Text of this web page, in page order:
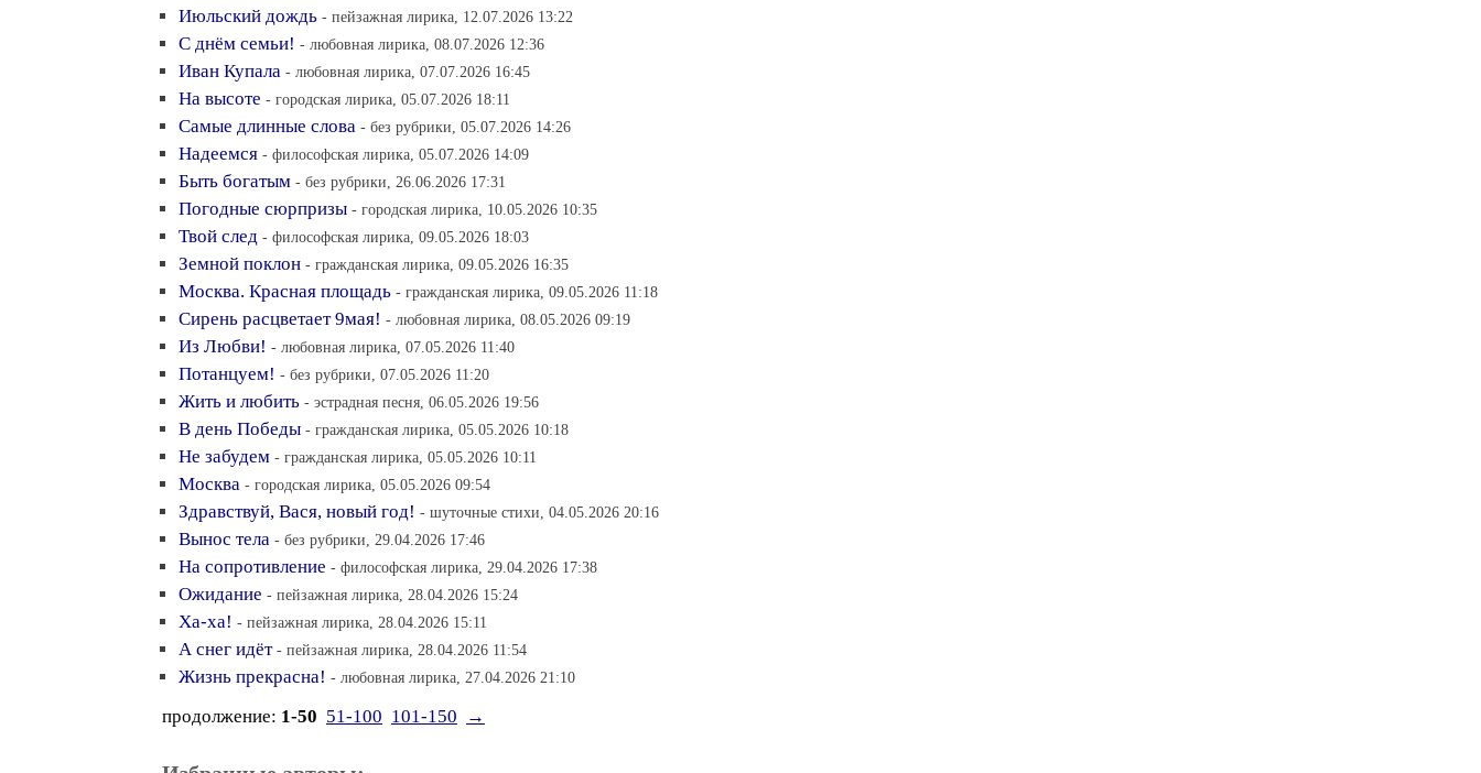
Июльский дождь - пейзажная лирика, 12.07.2026 13:22
С днём семьи! - любовная лирика, 08.07.2026 12:36
Иван Купала - любовная лирика, 07.07.2026 16:45
На высоте - городская лирика, 05.07.2026 18:11
Самые длинные слова - без рубрики, 05.07.2026 14:26
Надеемся - философская лирика, 05.07.2026 14:09
Быть богатым - без рубрики, 26.06.2026 17:31
Погодные сюрпризы - городская лирика, 10.05.2026 10:35
Твой след - философская лирика, 09.05.2026 18:03
Земной поклон - гражданская лирика, 09.05.2026 16:35
Москва. Красная площадь - гражданская лирика, 09.05.2026 11:18
Сирень расцветает 9мая! - любовная лирика, 08.05.2026 09:19
Из Любви! - любовная лирика, 07.05.2026 11:40
Потанцуем! - без рубрики, 07.05.2026 11:20
Жить и любить - эстрадная песня, 06.05.2026 19:56
В день Победы - гражданская лирика, 05.05.2026 10:18
Не забудем - гражданская лирика, 05.05.2026 10:11
Москва - городская лирика, 05.05.2026 09:54
Здравствуй, Вася, новый год! - шуточные стихи, 04.05.2026 20:16
Вынос тела - без рубрики, 29.04.2026 17:46
На сопротивление - философская лирика, 29.04.2026 17:38
Ожидание - пейзажная лирика, 28.04.2026 15:24
Ха-ха! - пейзажная лирика, 28.04.2026 15:11
А снег идёт - пейзажная лирика, 28.04.2026 11:54
Жизнь прекрасна! - любовная лирика, 27.04.2026 21:10
продолжение: 1-50 51-100 101-150 →